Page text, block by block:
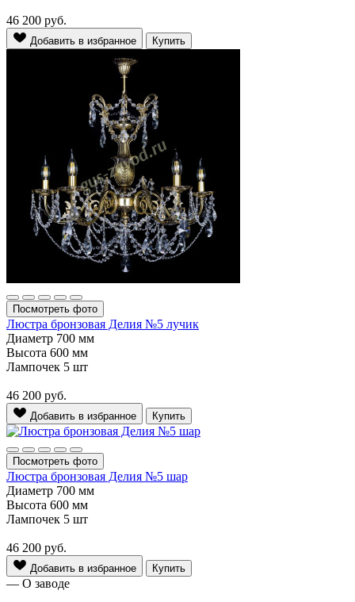
46 200 руб.
Добавить в избранное Купить
Посмотреть фото
Люстра бронзовая Делия №5 лучик
Диаметр 700 мм
Высота 600 мм
Лампочек 5 шт
46 200 руб.
Добавить в избранное Купить
Посмотреть фото
Люстра бронзовая Делия №5 шар
Диаметр 700 мм
Высота 600 мм
Лампочек 5 шт
46 200 руб.
Добавить в избранное Купить
— О заводе